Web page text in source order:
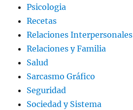
Psicologia
Recetas
Relaciones Interpersonales
Relaciones y Familia
Salud
Sarcasmo Gráfico
Seguridad
Sociedad y Sistema